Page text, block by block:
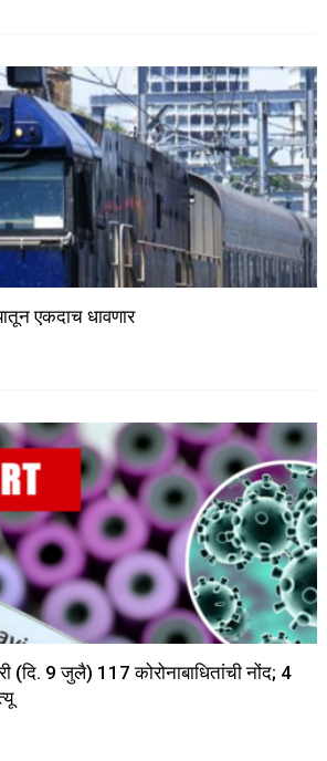
एकदाच धावणार
(दि. 9 जुलै) 117 कोरोनाबाधितांची नोंद; 4